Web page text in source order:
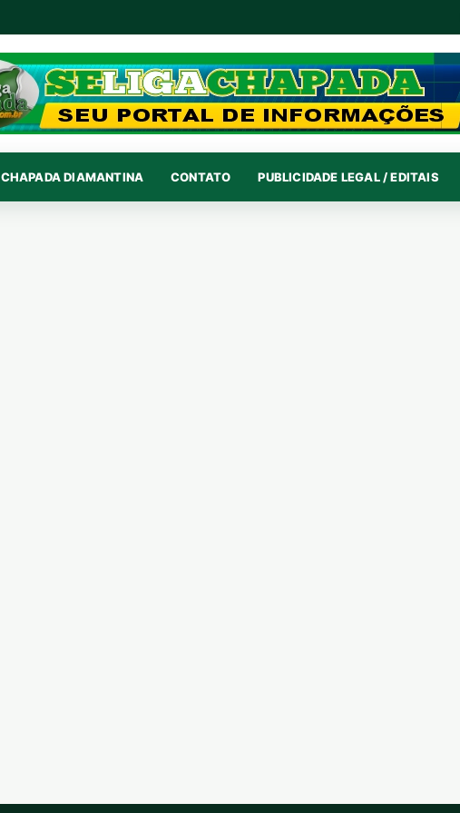
CHAPADA DIAMANTINA CONTATO PUBLICIDADE LEGAL / EDITAIS